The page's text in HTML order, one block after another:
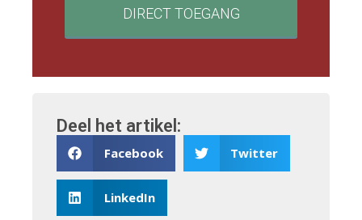
DIRECT TOEGANG
Deel het artikel:
Facebook Twitter
LinkedIn